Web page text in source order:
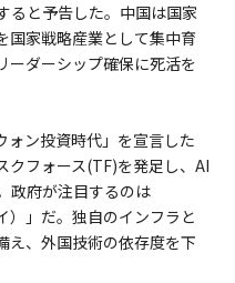
ると予告した。中国は国家
国家戦略産業として集中育
ーダーシップ確保に死活を
ォン投資時代」を宣言した
クフォース(TF)を発足し、AI
政府が注目するのは
）」だ。独自のインフラと
え、外国技術の依存度を下